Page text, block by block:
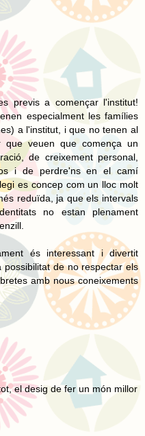
previs a començar l'institut!
especialment les famílies
a l'institut, i que no tenen al
que veuen que comença un
de creixement personal,
i de perdre'ns en el camí
es concep com un lloc molt
reduïda, ja que els intervals
no estan plenament
és interessant i divertit
de no respectar els
amb nous coneixements
el desig de fer un món millor